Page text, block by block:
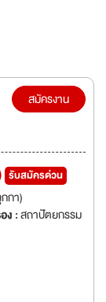
สมัครงาน
รับสมัครด่วน
กา)
ง :สถาปัตยกรรม